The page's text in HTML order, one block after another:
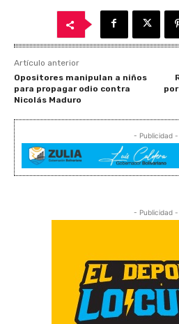
Artículo anterior
Opositores manipulan a niños
para propagar odio contra
Nicolás Maduro
- Publicidad -
- Publicidad -